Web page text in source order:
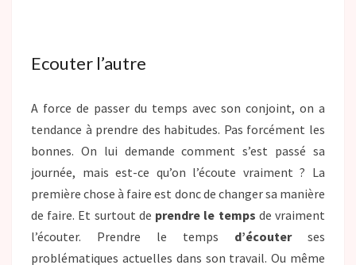
Ecouter l’autre
A force de passer du temps avec son conjoint, on a
tendance à prendre des habitudes. Pas forcément les
bonnes. On lui demande comment s’est passé sa
journée, mais est-ce qu’on l’écoute vraiment ? La
première chose à faire est donc de changer sa manière
de faire. Et surtout de prendre le temps de vraiment
l’écouter. Prendre le temps d’écouter ses
problématiques actuelles dans son travail. Ou même